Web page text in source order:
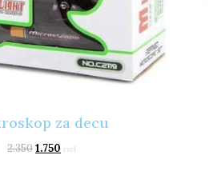
za decu
2.3501.750 rsd